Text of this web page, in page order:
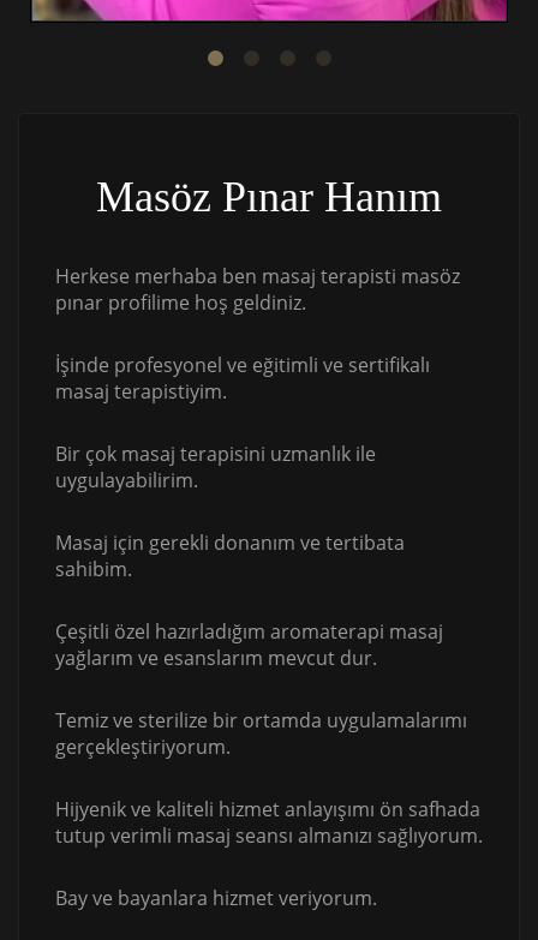
Masöz Pınar Hanım
Herkese merhaba ben masaj terapisti masöz
pınar profilime hoş geldiniz.
İşinde profesyonel ve eğitimli ve sertifikalı
masaj terapistiyim.
Bir çok masaj terapisini uzmanlık ile
uygulayabilirim.
Masaj için gerekli donanım ve tertibata
sahibim.
Çeşitli özel hazırladığım aromaterapi masaj
yağlarım ve esanslarım mevcut dur.
Temiz ve sterilize bir ortamda uygulamalarımı
gerçekleştiriyorum.
Hijyenik ve kaliteli hizmet anlayışımı ön safhada
tutup verimli masaj seansı almanızı sağlıyorum.
Bay ve bayanlara hizmet veriyorum.